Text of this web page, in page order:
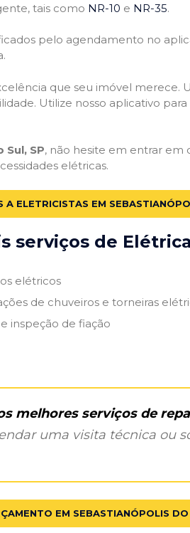
tais como NR-10 e NR-35.
pelo agendamento no
que seu imóvel merece.
Utilize nosso aplicativo
SP, não hesite em entrar em
elétricas.
A ELETRICISTAS EM
serviços de
elétricos
de chuveiros e torneiras
inspeção de fiação
melhores serviços de
uma visita técnica ou
EM SEBASTIANÓPOLIS DO